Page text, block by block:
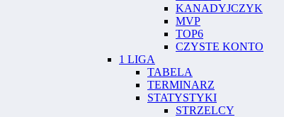
KANADYJCZYK
MVP
TOP6
CZYSTE KONTO
1 LIGA
TABELA
TERMINARZ
STATYSTYKI
STRZELCY